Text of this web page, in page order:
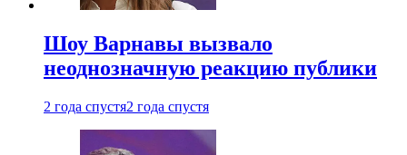
Шоу Варнавы вызвало
неоднозначную реакцию публики
2 года спустя2 года спустя